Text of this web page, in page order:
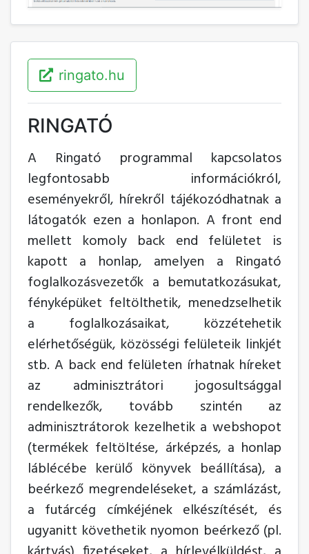
ringato.hu
RINGATÓ
A Ringató programmal kapcsolatos
legfontosabb információkról,
eseményekről, hírekről tájékozódhatnak a
látogatók ezen a honlapon. A front end
mellett komoly back end felületet is
kapott a honlap, amelyen a Ringató
foglalkozásvezetők a bemutatkozásukat,
fényképüket feltölthetik, menedzselhetik
a foglalkozásaikat, közzétehetik
elérhetőségük, közösségi felületeik linkjét
stb. A back end felületen írhatnak híreket
az adminisztrátori jogosultsággal
rendelkezők, tovább szintén az
adminisztrátorok kezelhetik a webshopot
(termékek feltöltése, árképzés, a honlap
láblécébe kerülő könyvek beállítása), a
beérkező megrendeléseket, a számlázást,
a futárcég címkéjének elkészítését, és
ugyanitt követhetik nyomon beérkező (pl.